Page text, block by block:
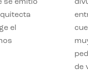
se emitió
el
de